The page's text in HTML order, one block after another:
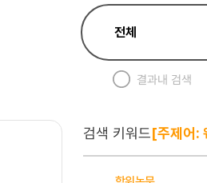
결과내 검색
검색 키워드[주제어: